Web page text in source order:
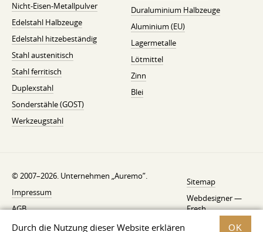
Durch die Nutzung dieser Website erklären OK
Nicht-Eisen-Metallpulver
Edelstahl Halbzeuge
Edelstahl hitzebeständig
Stahl austenitisch
Stahl ferritisch
Duplexstahl
Sonderstähle (GOST)
Werkzeugstahl
Duraluminium Halbzeuge
Aluminium (EU)
Lagermetalle
Lötmittel
Zinn
Blei
© 2007–2026. Unternehmen „Auremo”.
Impressum
AGB
Widerrufsbelehrung
Sitemap
Webdesigner —
Fresh